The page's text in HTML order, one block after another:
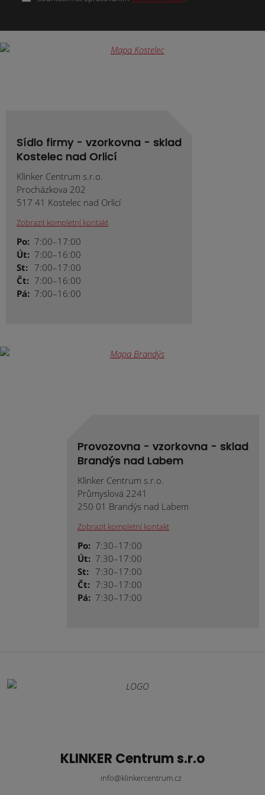
Sídlo firmy - vzorkovna - sklad
Kostelec nad Orlicí
Klinker Centrum s.r.o.
Procházkova 202
517 41 Kostelec nad Orlicí
Zobrazit kompletní kontakt
Po: 7:00–17:00
Út: 7:00–16:00
St: 7:00–17:00
Čt: 7:00–16:00
Pá: 7:00–16:00
Provozovna - vzorkovna - sklad
Brandýs nad Labem
Klinker Centrum s.r.o.
Průmyslová 2241
250 01 Brandýs nad Labem
Zobrazit kompletní kontakt
Po: 7:30–17:00
Út: 7:30–17:00
St: 7:30–17:00
Čt: 7:30–17:00
Pá: 7:30–17:00
KLINKER Centrum s.r.o
info@klinkercentrum.cz